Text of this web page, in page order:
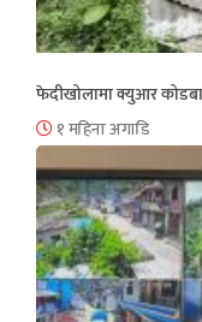
फेदीखोलामा क्युआर
१ महिना अगाडि